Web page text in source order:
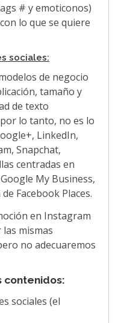
# y emoticonos)
lo que se quiere
sociales:
de negocio
tamaño y
de texto
lo tanto, no es lo
LinkedIn,
Snapchat,
centradas en
My Business,
Facebook Places.
en Instagram
mismas
no adecuaremos
contenidos:
sociales (el